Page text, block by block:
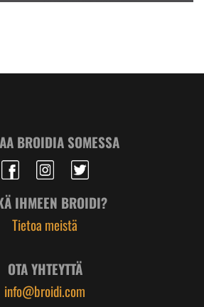
BROIDIA SOMESSA
IHMEEN BROIDI?
Tietoa meistä
OTA YHTEYTTÄ
info@broidi.com